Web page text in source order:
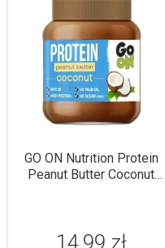
GO ON Nutrition Protein
Peanut Butter Coconut
14,99 zł